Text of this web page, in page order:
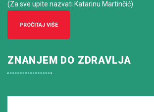
(Za sve upite nazvati Katarinu Martinčić)
PROČITAJ VIŠE
ZNANJEM DO ZDRAVLJA